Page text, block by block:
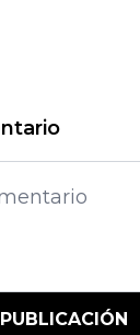
PUBLICACIÓN